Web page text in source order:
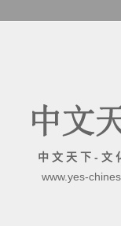
中 文 天 下 - 文
www.yes-